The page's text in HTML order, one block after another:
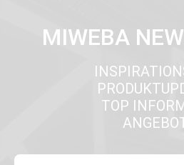
MIWEBA
TOP